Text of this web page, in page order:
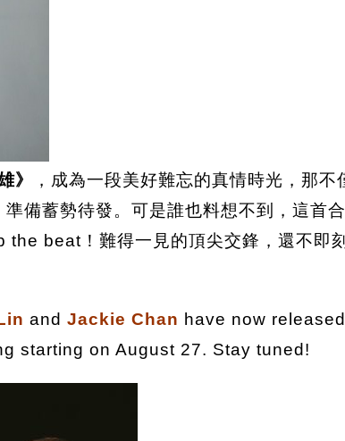
》
，成為一段美好難忘的真情時光，那
備蓄勢待發。可是誰也料想不到，這首
beat！難得一見的頂尖交鋒，還不即
and Jackie Chan have now
starting on August 27. Stay tuned!